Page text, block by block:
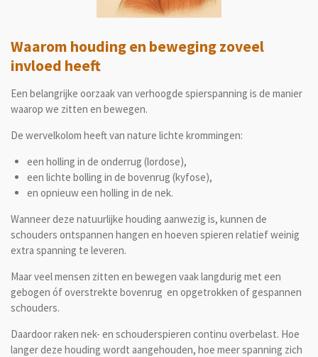
Waarom houding en beweging zoveel
invloed heeft
Een belangrijke oorzaak van verhoogde spierspanning is de manier
waarop we zitten en bewegen.
De wervelkolom heeft van nature lichte krommingen:
een holling in de onderrug (lordose),
een lichte bolling in de bovenrug (kyfose),
en opnieuw een holling in de nek.
Wanneer deze natuurlijke houding aanwezig is, kunnen de
schouders ontspannen hangen en hoeven spieren relatief weinig
extra spanning te leveren.
Maar veel mensen zitten en bewegen vaak langdurig met een
gebogen óf overstrekte bovenrug en opgetrokken of gespannen
schouders.
Daardoor raken nek- en schouderspieren continu overbelast. Hoe
langer deze houding wordt aangehouden, hoe meer spanning zich